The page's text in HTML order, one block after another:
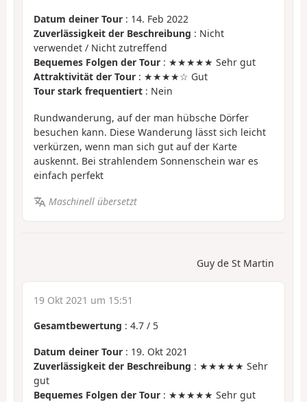
Datum deiner Tour : 14. Feb 2022
Zuverlässigkeit der Beschreibung : Nicht
verwendet / Nicht zutreffend
Bequemes Folgen der Tour : ★★★★★ Sehr gut
Attraktivität der Tour : ★★★★☆ Gut
Tour stark frequentiert : Nein
Rundwanderung, auf der man hübsche Dörfer
besuchen kann. Diese Wanderung lässt sich leicht
verkürzen, wenn man sich gut auf der Karte
auskennt. Bei strahlendem Sonnenschein war es
einfach perfekt
Maschinell übersetzt
Guy de St Martin
19 Okt 2021 um 15:51
Gesamtbewertung : 4.7 / 5
Datum deiner Tour : 19. Okt 2021
Zuverlässigkeit der Beschreibung : ★★★★★ Sehr
gut
Bequemes Folgen der Tour : ★★★★★ Sehr gut